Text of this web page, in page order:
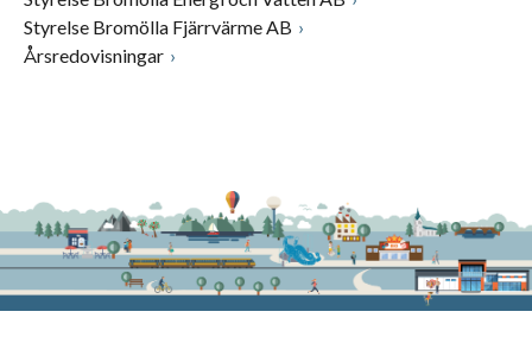
Styrelse Bromölla Fjärrvärme AB
Årsredovisningar